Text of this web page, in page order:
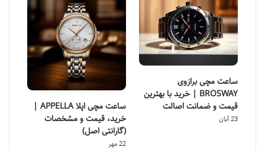
ساعت مچی برازوی
BROSWAY | خرید با بهترین
قیمت و ضمانت اصالت
23 آبان
ساعت مچی اپلا APPELLA |
خرید، قیمت و مشخصات
(گارانتی اصل)
22 مهر